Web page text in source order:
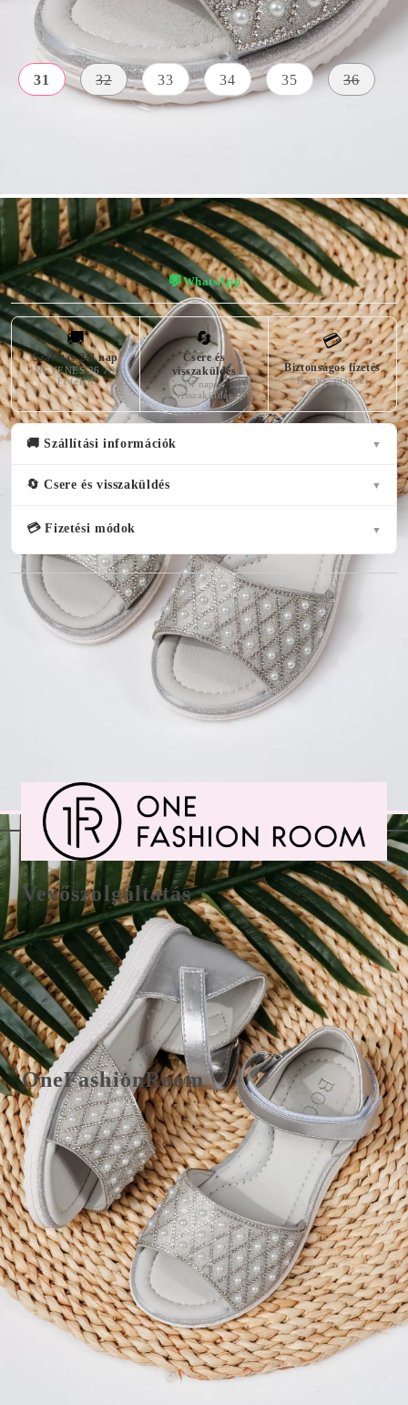
Méret: Tájékoztató méretek
31 32 33 34 35 36
💬WhatsApp
🚚
Szállítás 2-3 nap
INGYENES 26 700
Ft felett
🔄
Csere és
visszaküldés
14 napos
visszaküldés
💳
Biztonságos fizetés
Kártya, utánvét
🚚 Szállítási információk ▼
🔄 Csere és visszaküldés ▼
💳 Fizetési módok ▼
Vevőszolgáltatás
Csere/visszaküldés és fizetés
E-Mail office@onefashionroom.hu
Visszaküldési/csere űrlap
OneFashionRoom
Felhasználási feltételek
Online panaszkezelés
Vélemények az ügyfelektől
Promóciók alkalmazása
Gyors linkek